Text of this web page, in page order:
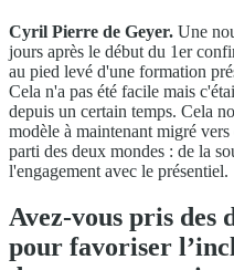
Cyril Pierre de Geyer. Une
jours après le début du 1er
au pied levé d'une formation
Cela n'a pas été facile mais
depuis un certain temps. Cela
modèle à maintenant migré
parti des deux mondes : de la
l'engagement avec le présentiel.
Avez-vous pris des
pour favoriser